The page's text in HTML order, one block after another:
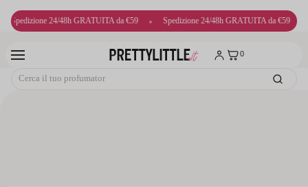
24/48h GRATUITA da €59 • Spedizione 24/48h GRATUITA da €59 •
0